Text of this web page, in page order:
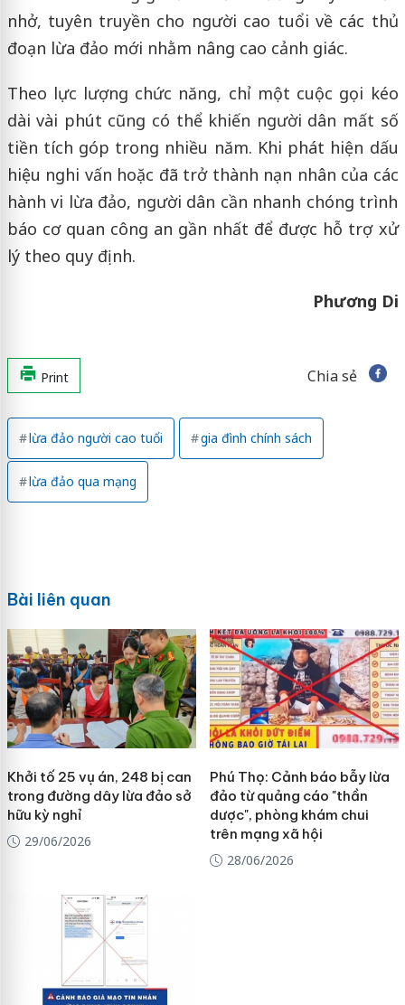
nhở, tuyên truyền cho người cao tuổi về các thủ
đoạn lừa đảo mới nhằm nâng cao cảnh giác.
Theo lực lượng chức năng, chỉ một cuộc gọi kéo
dài vài phút cũng có thể khiến người dân mất số
tiền tích góp trong nhiều năm. Khi phát hiện dấu
hiệu nghi vấn hoặc đã trở thành nạn nhân của các
hành vi lừa đảo, người dân cần nhanh chóng trình
báo cơ quan công an gần nhất để được hỗ trợ xử
lý theo quy định.
Phương Di
Print Chia sẻ
lừa đảo người cao tuổi gia đình chính sách
lừa đảo qua mạng
Bài liên quan
Khởi tố 25 vụ án, 248 bị can
trong đường dây lừa đảo sở
hữu kỳ nghỉ
29/06/2026
Phú Thọ: Cảnh báo bẫy lừa
đảo từ quảng cáo "thần
dược", phòng khám chui
trên mạng xã hội
28/06/2026